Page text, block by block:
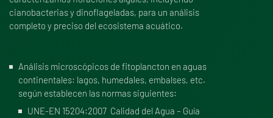
cianobacterias y dinoflageladas, para un análisis
completo y preciso del ecosistema acuático.
Análisis microscópicos de fitoplancton en aguas
continentales: lagos, humedales, embalses, etc.
según establecen las normas siguientes:
UNE-EN 15204:2007 Calidad del Agua – Guía